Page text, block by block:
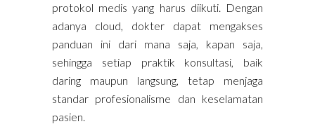
protokol medis yang harus diikuti. Dengan
adanya cloud, dokter dapat mengakses
panduan ini dari mana saja, kapan saja,
sehingga setiap praktik konsultasi, baik
daring maupun langsung, tetap menjaga
standar profesionalisme dan keselamatan
pasien.